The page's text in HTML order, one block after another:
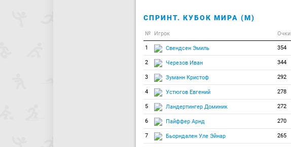
СПРИНТ. КУБОК МИРА (М)
№ Игрок Очки
1 Свендсен Эмиль 354
2 Черезов Иван 344
3 Зуманн Кристоф 292
4 Устюгов Евгений 278
5 Ландертингер Доминик 272
6 Пайффер Арнд 270
7 Бьорндален Уле Эйнар 265